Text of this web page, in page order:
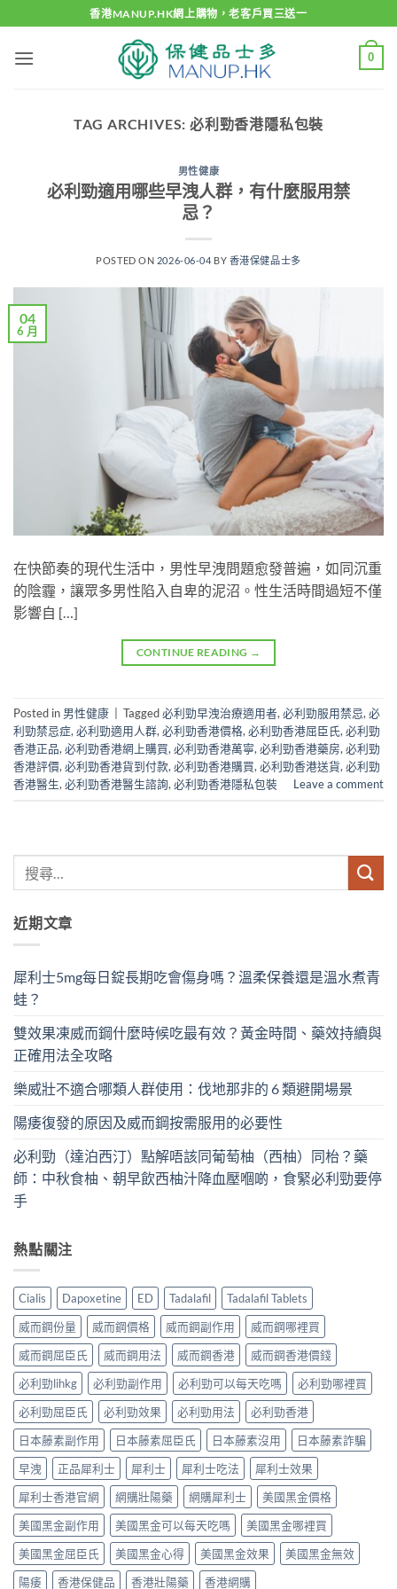
to
content
香港MANUP.HK網上購物，老客戶買三送一
0
TAG ARCHIVES: 必利勁香港隱私包裝
男性健康
必利勁適用哪些早洩人群，有什麼服用禁
忌？
POSTED ON 2026-06-04 BY 香港保健品士多
04
6 月
在快節奏的現代生活中，男性早洩問題愈發普遍，如同沉重
的陰霾，讓眾多男性陷入自卑的泥沼。性生活時間過短不僅
影響自 […]
CONTINUE READING →
Posted in 男性健康 Tagged必利勁早洩治療適用者,必利勁服用禁忌,必
利勁禁忌症,必利勁適用人群,必利勁香港價格,必利勁香港屈臣氏,必利勁
香港正品,必利勁香港網上購買,必利勁香港萬寧,必利勁香港藥房,必利勁
香港評價,必利勁香港貨到付款,必利勁香港購買,必利勁香港送貨,必利勁
香港醫生,必利勁香港醫生諮詢,必利勁香港隱私包裝 Leave a comment
近期文章
犀利士5mg每日錠長期吃會傷身嗎？溫柔保養還是溫水煮青
蛙？
雙效果凍威而鋼什麼時候吃最有效？黃金時間、藥效持續與
正確用法全攻略
樂威壯不適合哪類人群使用：伐地那非的 6 類避開場景
陽痿復發的原因及威而鋼按需服用的必要性
必利勁（達泊西汀）點解唔該同葡萄柚（西柚）同枱？藥
師：中秋食柚、朝早飲西柚汁降血壓嗰啲，食緊必利勁要停
手
熱點關注
Cialis Dapoxetine ED Tadalafil
Tadalafil Tablets
威而鋼份量
威而鋼價格 威而鋼副作用
威而鋼哪裡買
威而鋼屈臣氏
威而鋼用法 威而鋼香港
威而鋼香港價錢
必利勁lihkg
必利勁副作用 必利勁可以每天吃嗎
必利勁哪裡買
必利勁屈臣氏
必利勁效果 必利勁用法
必利勁香港
日本藤素副作用
日本藤素屈臣氏 日本藤素沒用
日本藤素詐騙
早洩
正品犀利士 犀利士 犀利士吃法
犀利士效果
犀利士香港官網
網購壯陽藥 網購犀利士
美國黑金價格
美國黑金副作用
美國黑金可以每天吃嗎
美國黑金哪裡買
美國黑金屈臣氏
美國黑金心得 美國黑金效果
美國黑金無效
陽痿
香港保健品 香港壯陽藥 香港網購